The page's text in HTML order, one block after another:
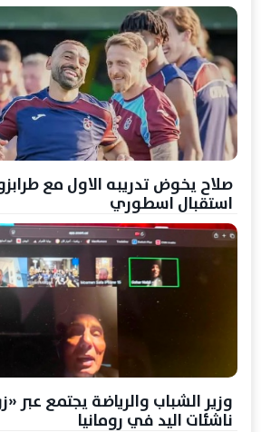
صلاح يخوض تدريبه الاول مع
استقبال اسطوري
وزير الشباب والرياضة يجتمع عبر
ناشئات اليد في رومانيا